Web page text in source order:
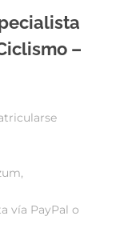
–
vía PayPal o